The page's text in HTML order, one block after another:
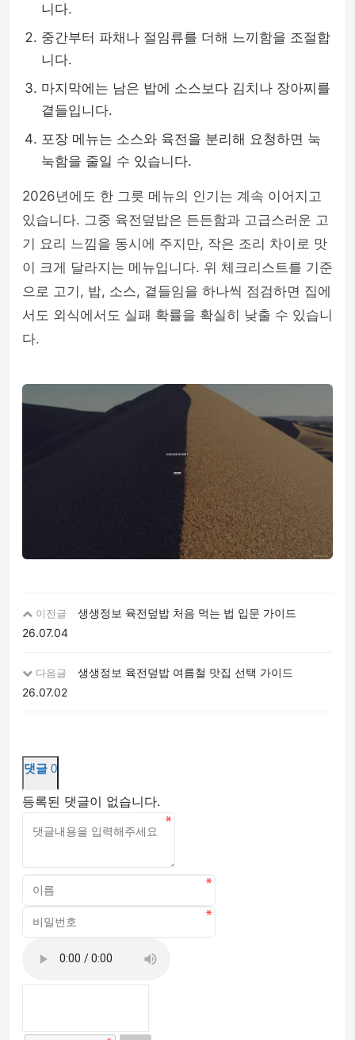
니다.
중간부터 파채나 절임류를 더해 느끼함을 조절합
니다.
마지막에는 남은 밥에 소스보다 김치나 장아찌를
곁들입니다.
포장 메뉴는 소스와 육전을 분리해 요청하면 눅
눅함을 줄일 수 있습니다.
2026년에도 한 그릇 메뉴의 인기는 계속 이어지고
있습니다. 그중 육전덮밥은 든든함과 고급스러운 고
기 요리 느낌을 동시에 주지만, 작은 조리 차이로 맛
이 크게 달라지는 메뉴입니다. 위 체크리스트를 기준
으로 고기, 밥, 소스, 곁들임을 하나씩 점검하면 집에
서도 외식에서도 실패 확률을 확실히 낮출 수 있습니
다.
이전글
생생정보 육전덮밥 처음 먹는 법 입문 가이드
26.07.04
다음글
생생정보 육전덮밥 여름철 맛집 선택 가이드
26.07.02
댓글 0
등록된 댓글이 없습니다.